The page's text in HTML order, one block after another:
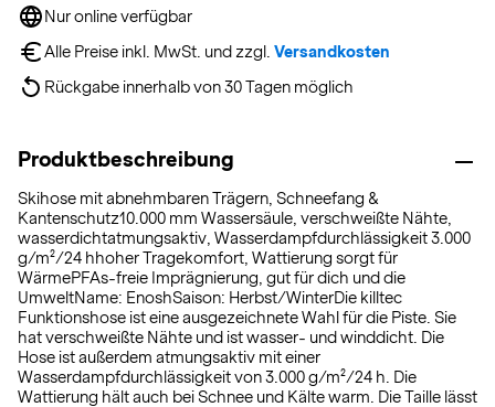
Nur online verfügbar
Alle Preise inkl. MwSt. und zzgl. Versandkosten
Rückgabe innerhalb von 30 Tagen möglich
Produktbeschreibung
Skihose mit abnehmbaren Trägern, Schneefang &
Kantenschutz10.000 mm Wassersäule, verschweißte Nähte,
wasserdichtatmungsaktiv, Wasserdampfdurchlässigkeit 3.000
g/m²/24 hhoher Tragekomfort, Wattierung sorgt für
WärmePFAs-freie Imprägnierung, gut für dich und die
UmweltName: EnoshSaison: Herbst/WinterDie killtec
Funktionshose ist eine ausgezeichnete Wahl für die Piste. Sie
hat verschweißte Nähte und ist wasser- und winddicht. Die
Hose ist außerdem atmungsaktiv mit einer
Wasserdampfdurchlässigkeit von 3.000 g/m²/24 h. Die
Wattierung hält auch bei Schnee und Kälte warm. Die Taille lässt